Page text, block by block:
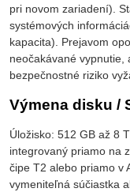
pri novom zariadení).
systémových
kapacita). Prejavom
neočakávané vypnutie,
bezpečnostné riziko
Výmena disku /
Úložisko: 512 GB až 8
integrovaný priamo na
čipe T2 alebo priamo v
vymeniteľná súčiastka